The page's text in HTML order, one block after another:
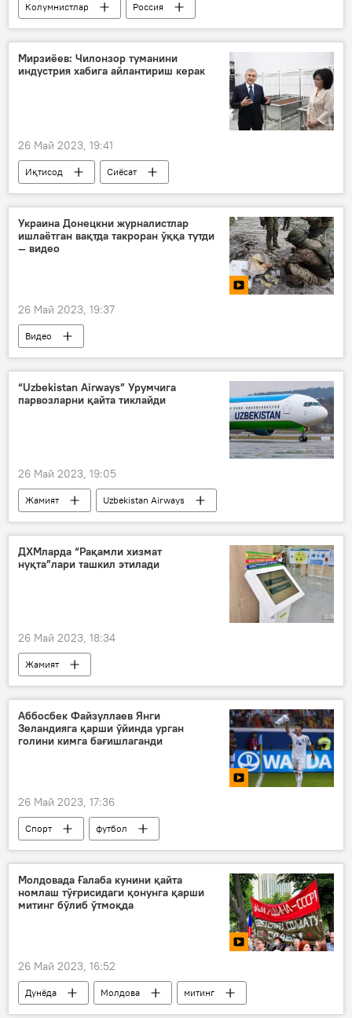
Колумнистлар
Россия
Украина
НАТО
ҳарбий
ҳарбий ҳамкорлик
ҳарбий техника
ҳарбийлар
Мирзиёев: Чилонзор туманини
индустрия хабига айлантириш керак
26 Май 2023, 19:41
Иқтисод
Сиёсат
Шавкат Мирзиёев
Тошкент
Чилонзор тумани
Украина Донецкни журналистлар
ишлаётган вақтда такроран ўққа тутди
— видео
26 Май 2023, 19:37
Видео
Донецк халқ республикаси (ДХР)
Украина
қурбонлар
Россия Мудофаа вазирлиги
“Uzbekistan Airways” Урумчига
парвозларни қайта тиклайди
26 Май 2023, 19:05
Жамият
Uzbekistan Airways
Тошкент
Хитой
ДХМларда “Рақамли хизмат
нуқта”лари ташкил этилади
26 Май 2023, 18:34
Жамият
Ягона интерактив давлат хизматлари портали
Давлат хизматлари агентлиги (ДХА)
Аббосбек Файзуллаев Янги
Зеландияга қарши ўйинда урган
голини кимга бағишлаганди
26 Май 2023, 17:36
Спорт
футбол
Аббосбек Файзуллаев
Молдовада Ғалаба кунини қайта
номлаш тўғрисидаги қонунга қарши
митинг бўлиб ўтмоқда
26 Май 2023, 16:52
Дунёда Молдова
митинг